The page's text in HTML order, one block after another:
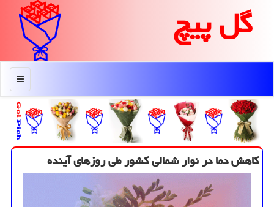
گل پیچ
منو
كاهش دما در نوار شمالی كشور طی روزهای آینده